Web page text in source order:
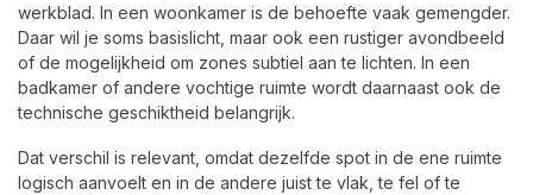
werkblad. In een woonkamer is de behoefte vaak gemengder.
Daar wil je soms basislicht, maar ook een rustiger avondbeeld
of de mogelijkheid om zones subtiel aan te lichten. In een
badkamer of andere vochtige ruimte wordt daarnaast ook de
technische geschiktheid belangrijk.
Dat verschil is relevant, omdat dezelfde spot in de ene ruimte
logisch aanvoelt en in de andere juist te vlak, te fel of te